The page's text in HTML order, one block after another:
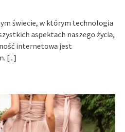
świecie, w którym technologia
aspektach naszego życia,
internetowa jest
[...]